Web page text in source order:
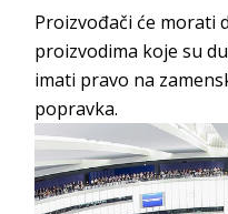
Proizvođači će morati
proizvodima koje su
imati pravo na
popravka.